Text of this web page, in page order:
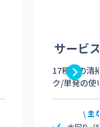
サービ
17種類の清
ク/単発の使
主